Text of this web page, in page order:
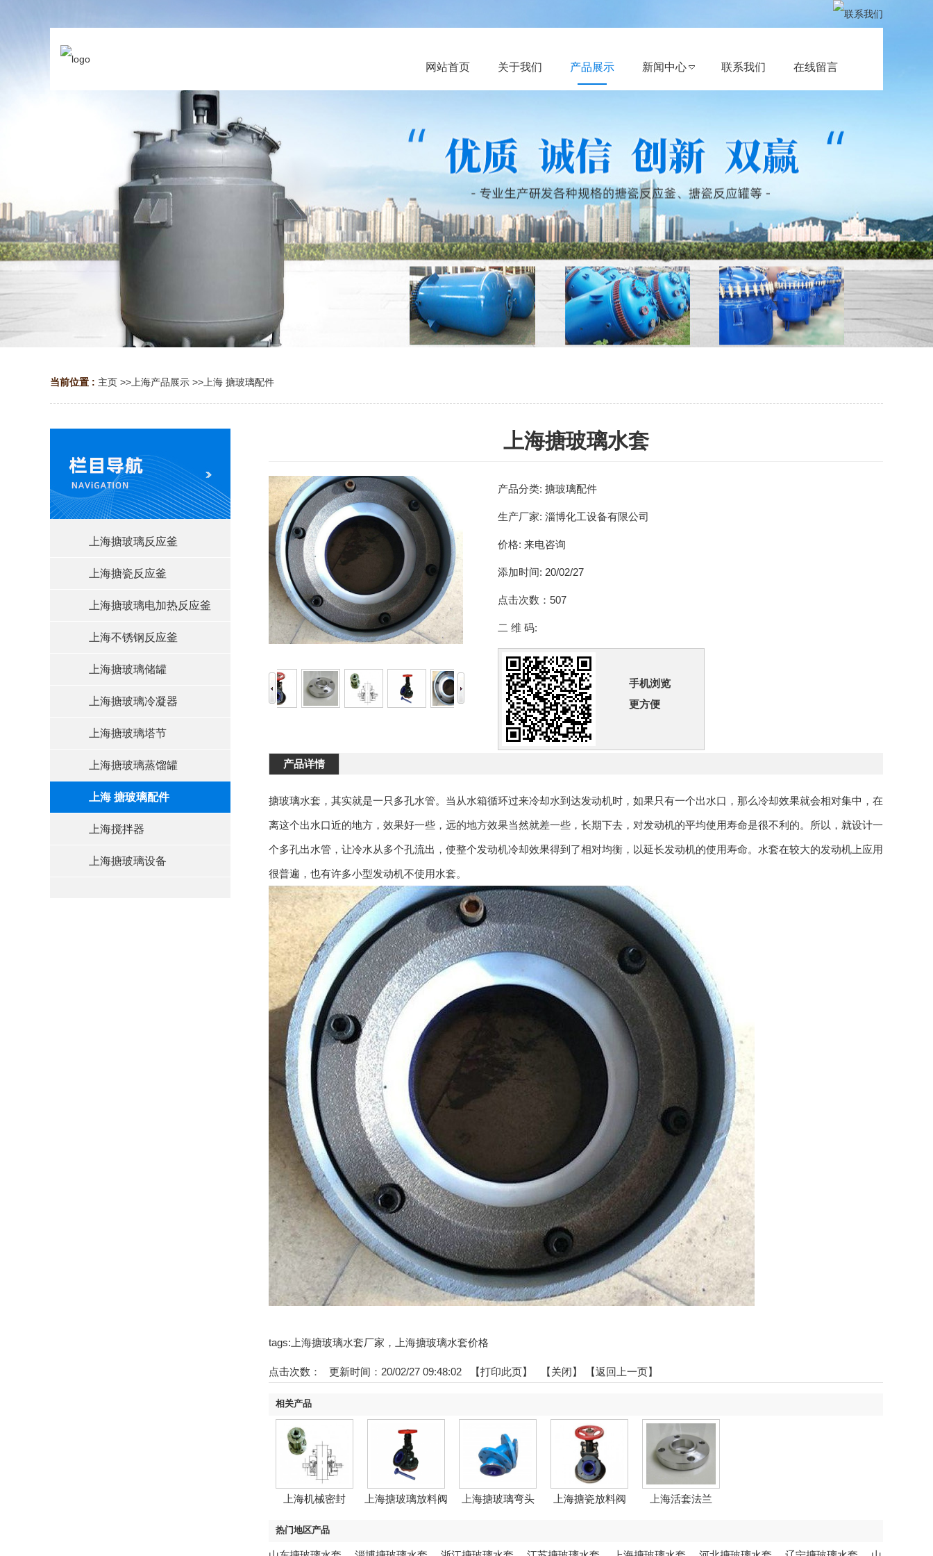
网站首页 关于我们 产品展示 新闻中心 联系我们 在线留言
当前位置 : 主页 >> 上海产品展示 >> 上海 搪玻璃配件
上海搪玻璃反应釜
上海搪瓷反应釜
上海搪玻璃电加热反应釜
上海不锈钢反应釜
上海搪玻璃储罐
上海搪玻璃冷凝器
上海搪玻璃塔节
上海搪玻璃蒸馏罐
上海 搪玻璃配件
上海搅拌器
上海搪玻璃设备
上海搪玻璃水套
产品分类: 搪玻璃配件
生产厂家: 淄博化工设备有限公司
价格: 来电咨询
添加时间: 20/02/27
点击次数： 507
二 维 码:
手机浏览
更方便
产品详情
搪玻璃水套，其实就是一只多孔水管。当从水箱循环过来冷却水到达发动机时，如果只有一个出水口，那么冷却效果就会相对集中，在
离这个出水口近的地方，效果好一些，远的地方效果当然就差一些，长期下去，对发动机的平均使用寿命是很不利的。所以，就设计一
个多孔出水管，让冷水从多个孔流出，使整个发动机冷却效果得到了相对均衡，以延长发动机的使用寿命。水套在较大的发动机上应用
很普遍，也有许多小型发动机不使用水套。
tags:上海搪玻璃水套厂家，上海搪玻璃水套价格
点击次数： 更新时间：20/02/27 09:48:02 【打印此页】 【关闭】 【返回上一页】
相关产品
上海机械密封 上海搪玻璃放料阀 上海搪玻璃弯头 上海搪瓷放料阀 上海活套法兰
热门地区产品